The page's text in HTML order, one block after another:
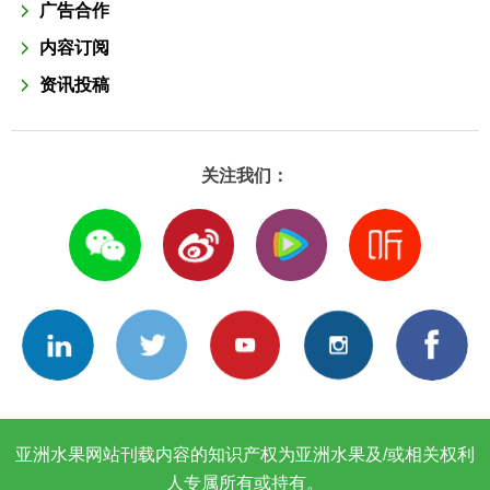
广告合作
内容订阅
资讯投稿
关注我们：
亚洲水果网站刊载内容的知识产权为亚洲水果及/或相关权利
人专属所有或持有。